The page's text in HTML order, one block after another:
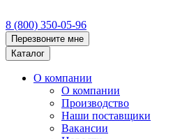
8 (800) 350-05-96
Перезвоните мне
Каталог
О компании
О компании
Производство
Наши поставщики
Вакансии